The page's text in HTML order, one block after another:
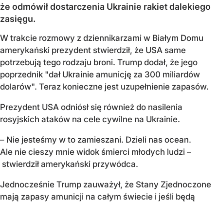
że odmówił dostarczenia Ukrainie rakiet dalekiego
zasięgu.
W trakcie rozmowy z dziennikarzami w Białym Domu
amerykański prezydent stwierdził, że USA same
potrzebują tego rodzaju broni. Trump dodał, że jego
poprzednik "dał Ukrainie amunicję za 300 miliardów
dolarów". Teraz konieczne jest uzupełnienie zapasów.
Prezydent USA odniósł się również do nasilenia
rosyjskich ataków na cele cywilne na Ukrainie.
– Nie jesteśmy w to zamieszani. Dzieli nas ocean.
Ale nie cieszy mnie widok śmierci młodych ludzi –
stwierdził amerykański przywódca.
Jednocześnie Trump zauważył, że Stany Zjednoczone
mają zapasy amunicji na całym świecie i jeśli będą